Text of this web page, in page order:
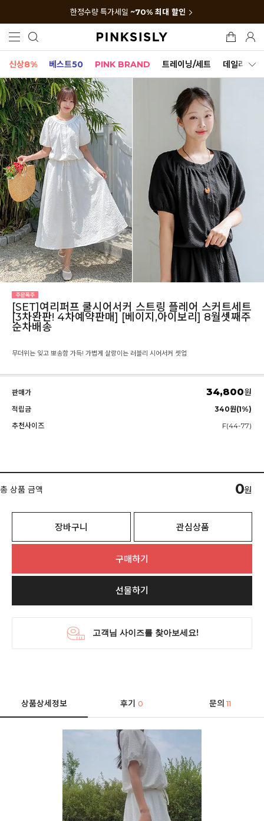
한정수량 특가세일 ~70% 최대 할인
신상8% 베스트50 PINK BRAND 트레이닝/세트 데일리세트
[SET]여리퍼프 쿨시어서커 스트링 플레어 스커트세트
[3차완판! 4차예약판매] [베이지,아이보리] 8월셋째주
순차배송
무더위는 잊고 뽀송함 가득! 가볍게 살랑이는 러블리 시어서커 셋업
판매가 34,800원
적립금
340원(1%)
추천사이즈
F(44-77)
총 상품 금액 0원
장바구니 관심상품
구매하기
선물하기
상품상세정보 후기0 문의 11